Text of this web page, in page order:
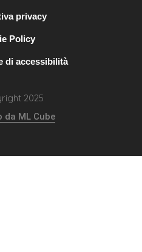
privacy
Policy
di accessibilità
2025
da ML Cube